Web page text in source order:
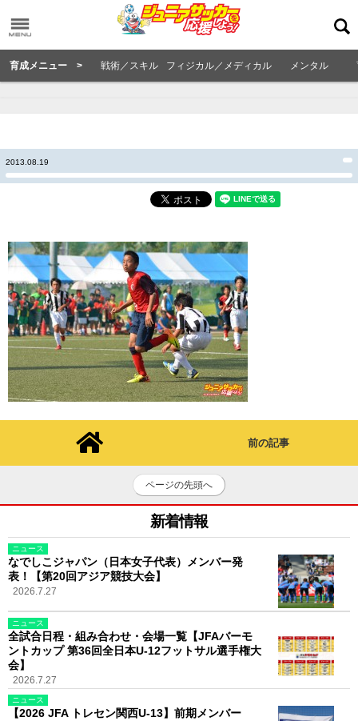
育成メニュー > 戦術／スキル フィジカル／メディカル メンタル
2013.08.19
前の記事
ページの先頭へ
新着情報
ニュース
なでしこジャパン（日本女子代表）メンバー発
表！【第20回アジア競技大会】
2026.7.27
ニュース
全試合日程・組み合わせ・会場一覧【JFAバーモ
ントカップ 第36回全日本U-12フットサル選手権大
会】
2026.7.27
ニュース
【2026 JFA トレセン関西U-13】前期メンバー